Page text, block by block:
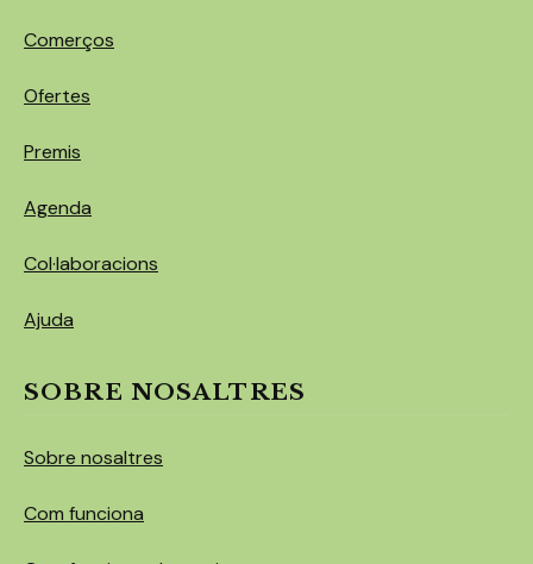
Comerços
Ofertes
Premis
Agenda
Col·laboracions
Ajuda
SOBRE NOSALTRES
Sobre nosaltres
Com funciona